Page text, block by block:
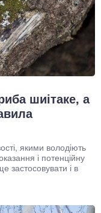
шиітаке, а
якими володіють
і потенційну
застосовувати і в